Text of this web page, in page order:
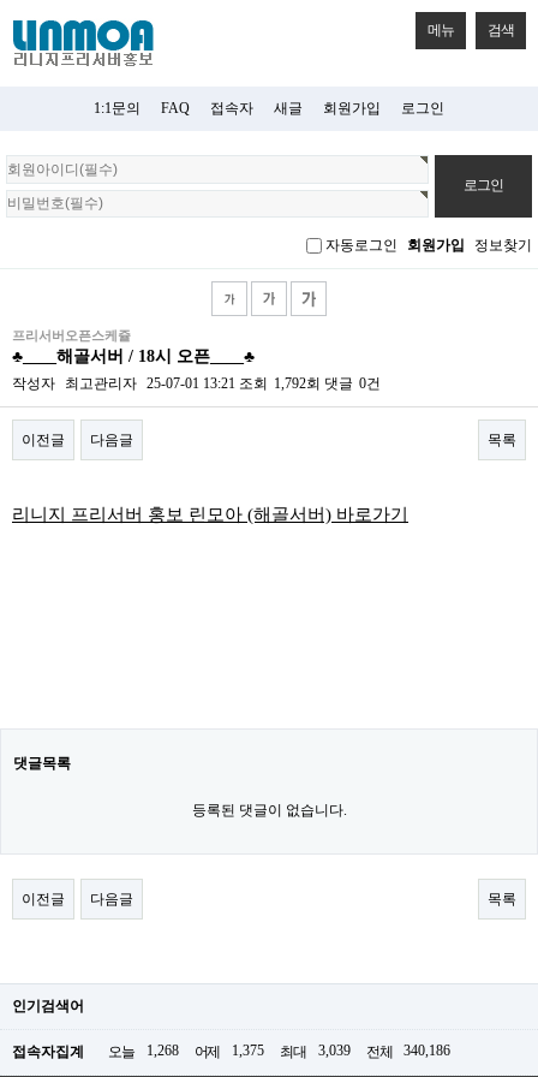
메뉴 검색
1:1문의 FAQ 접속자 새글 회원가입 로그인
회
원
로
자동로그인 회원가입 정보찾기
프리서버오픈스케쥴
♣____해골서버 / 18시 오픈____♣
작성자 최고관리자 25-07-01 13:21 조회 1,792회 댓글 0건
이전글 다음글 목록
리니지 프리서버 홍보 린모아 (해골서버) 바로가기
댓글목록
등록된 댓글이 없습니다.
이전글 다음글 목록
인기검색어
접속자집계 오늘 1,268 어제 1,375 최대 3,039 전체 340,186